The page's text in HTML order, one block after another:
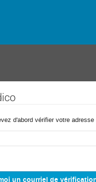
d'abord vérifier votre